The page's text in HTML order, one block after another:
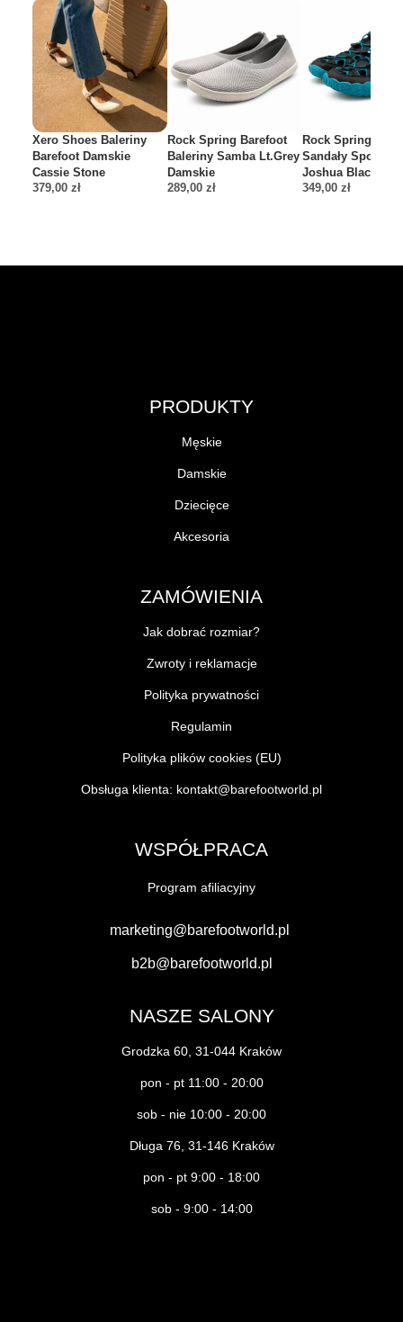
Xero Shoes Baleriny
Barefoot Damskie
Cassie Stone
379,00 zł
Rock Spring Barefoot
Baleriny Samba Lt.Grey
Damskie
289,00 zł
Rock Spring
Sandały Sportowe
Joshua Black
349,00 zł
PRODUKTY
Męskie
Damskie
Dziecięce
Akcesoria
ZAMÓWIENIA
Jak dobrać rozmiar?
Zwroty i reklamacje
Polityka prywatności
Regulamin
Polityka plików cookies (EU)
Obsługa klienta: kontakt@barefootworld.pl
WSPÓŁPRACA
Program afiliacyjny
marketing@barefootworld.pl
b2b@barefootworld.pl
NASZE SALONY
Grodzka 60, 31-044 Kraków
pon - pt 11:00 - 20:00
sob - nie 10:00 - 20:00
Długa 76, 31-146 Kraków
pon - pt 9:00 - 18:00
sob - 9:00 - 14:00